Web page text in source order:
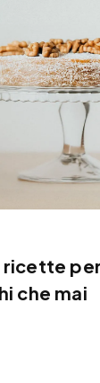
ricette per
che mai